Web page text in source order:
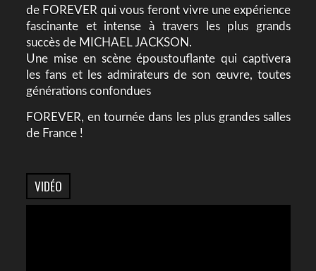
de FOREVER qui vous feront vivre une expérience
fascinante et intense à travers les plus grands
succès de MICHAEL JACKSON.
Une mise en scène époustouflante qui captivera
les fans et les admirateurs de son œuvre, toutes
générations confondues
FOREVER, en tournée dans les plus grandes salles
de France !